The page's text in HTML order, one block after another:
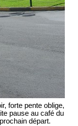
forte pente oblige,
pause au café du
prochain départ.